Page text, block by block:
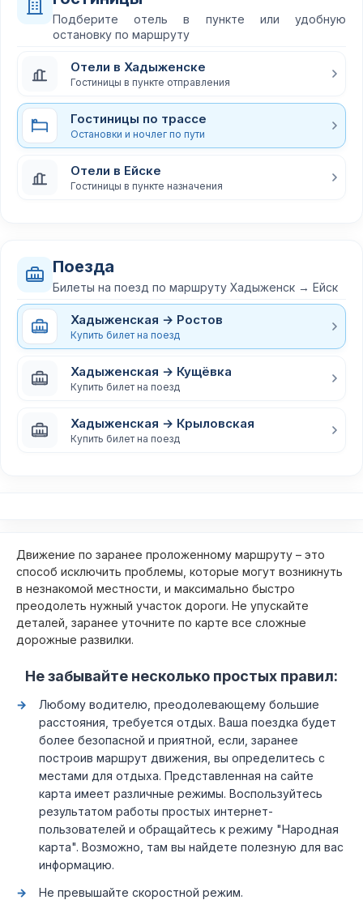
Подберите отель в пункте или удобную
остановку по маршруту
Отели в Хадыженске
Гостиницы в пункте отправления
Гостиницы по трассе
Остановки и ночлег по пути
Отели в Ейске
Гостиницы в пункте назначения
Поезда
Билеты на поезд по маршруту Хадыженск → Ейск
Хадыженская → Ростов
Купить билет на поезд
Хадыженская → Кущёвка
Купить билет на поезд
Хадыженская → Крыловская
Купить билет на поезд
Движение по заранее проложенному маршруту – это
способ исключить проблемы, которые могут возникнуть
в незнакомой местности, и максимально быстро
преодолеть нужный участок дороги. Не упускайте
деталей, заранее уточните по карте все сложные
дорожные развилки.
Не забывайте несколько простых правил:
Любому водителю, преодолевающему большие
расстояния, требуется отдых. Ваша поездка будет
более безопасной и приятной, если, заранее
построив маршрут движения, вы определитесь с
местами для отдыха. Представленная на сайте
карта имеет различные режимы. Воспользуйтесь
результатом работы простых интернет-
пользователей и обращайтесь к режиму "Народная
карта". Возможно, там вы найдете полезную для вас
информацию.
Не превышайте скоростной режим.